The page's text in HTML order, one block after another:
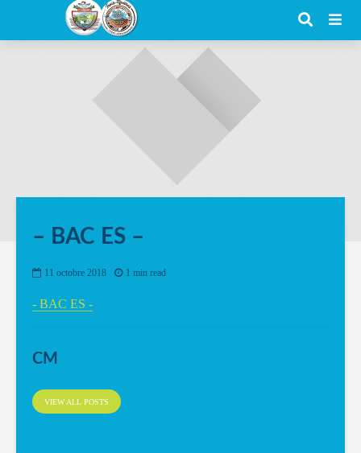
– BAC ES –
11 octobre 2018 1 min read
- BAC ES -
CM
VIEW ALL POSTS